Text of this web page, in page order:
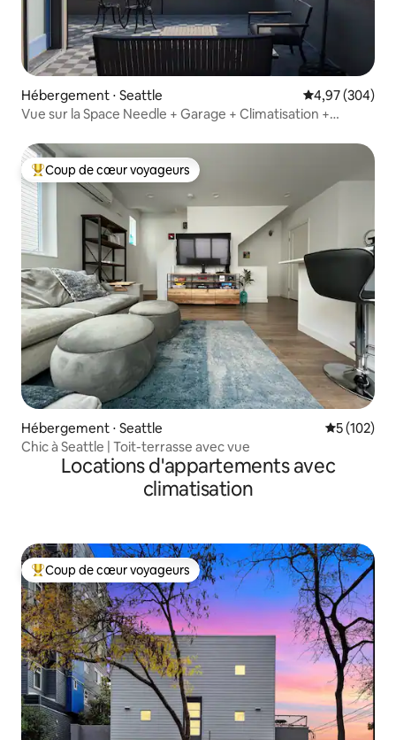
Hébergement ⋅ Seattle Évaluation
4,97 (304)
Vue sur la Space Needle + Garage + Climatisation +
Coups de cœur voyageurs les plus appréciés
Coup de cœur voyageurs
Hébergement ⋅ Seattle Évaluation
5 (102)
Chic à Seattle | Toit-terrasse avec vue
Locations d'appartements avec
climatisation
Coups de cœur voyageurs les plus appréciés
Coup de cœur voyageurs